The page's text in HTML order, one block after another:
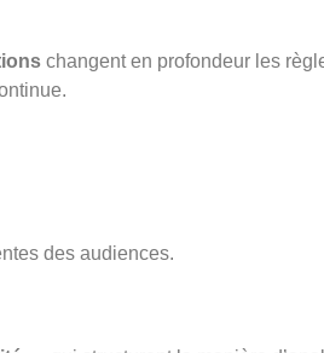
changent en profondeur les
des audiences.